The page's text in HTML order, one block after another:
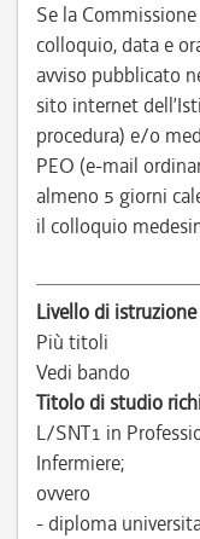
Se la
colloquio, data e
avviso pubblicato
sito internet
procedura) e/o
PEO (e-mail
almeno 5 giorni
il colloquio
Livello di
Più titoli
Vedi bando
Titolo di studio
L/SNT1 in
Infermiere;
ovvero
- diploma